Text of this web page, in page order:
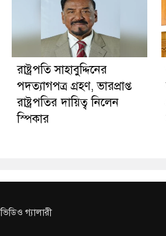
রাষ্ট্রপতি সাহাবুদ্দিনের
পদত্যাগপত্র গ্রহণ, ভারপ্রাপ্ত
রাষ্ট্রপতির দায়িত্ব নিলেন
স্পিকার
ভিডিও গ্যালারী